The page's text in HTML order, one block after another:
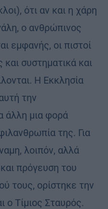
ότι αν και η χάρη
ο ανθρώπινος
εμφανής, οι πιστοί
και συστηματικά και
Η Εκκλησία
την
άλλη μια φορά
της. Για
λοιπόν, αλλά
πρόγευση του
τους, ορίστηκε την
ο Τίμιος Σταυρός.